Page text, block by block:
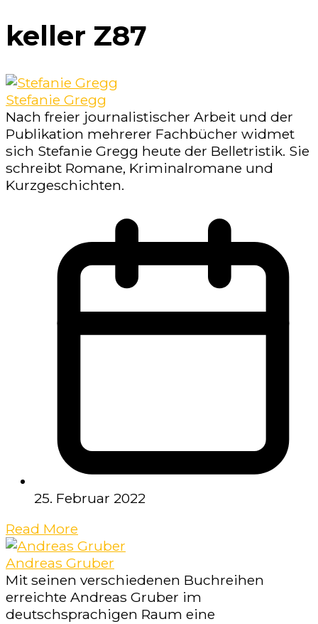
keller Z87
Stefanie Gregg
Nach freier journalistischer Arbeit und der
Publikation mehrerer Fachbücher widmet
sich Stefanie Gregg heute der Belletristik. Sie
schreibt Romane, Kriminalromane und
Kurzgeschichten.
25. Februar 2022
Read More
Andreas Gruber
Mit seinen verschiedenen Buchreihen
erreichte Andreas Gruber im
deutschsprachigen Raum eine